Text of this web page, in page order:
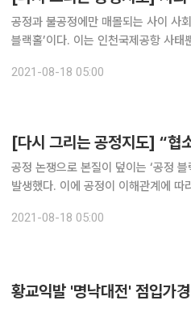
공정과 불공정에만 매몰되는 사이 사
블랙홀’이다. 이는 인천국제공항 사
덮은 '의사 파업' 2020년 8월.
2021-08-18 05:00
공정 논쟁으로 본질이 덮이는 ‘공정
발생했다. 이에 공정이 이해관계에
중앙대학교 사회학과 교수는 “현재
2021-08-18 05:00